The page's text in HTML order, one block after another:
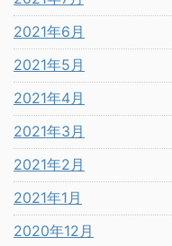
2021年6月
2021年5月
2021年4月
2021年3月
2021年2月
2021年1月
2020年12月